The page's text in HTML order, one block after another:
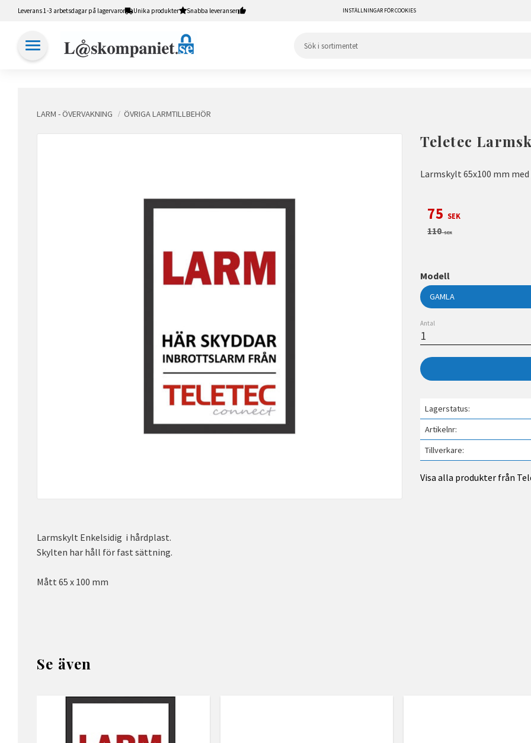
Leverans 1-3 arbetsdagar på lagervaror Unika produkter Snabba leveranser INSTÄLLNINGAR FÖR COOKIES
LARM - ÖVERVAKNING ÖVRIGA LARMTILLBEHÖR
Teletec
Larmskylt 65x100 mm
Nedsatt pris:
75 SEK
Ordinarie pris:
110SEK
Modell
Antal
Lagerstatus
Artikelnr
Tillverkare
Visa alla produkter från
Larmskylt Enkelsidig i hårdplast.
Skylten har håll för fast sättning.
Mått 65 x 100 mm
Se även